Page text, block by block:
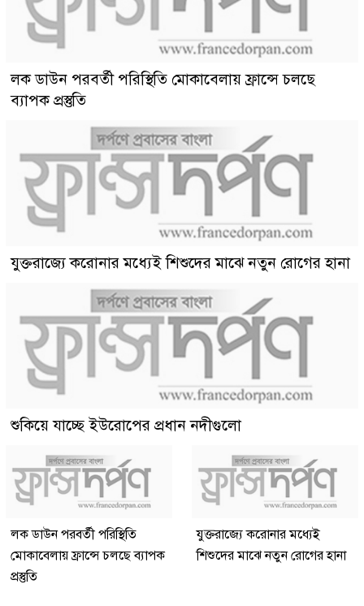
লক ডাউন পরবর্তী পরিস্থিতি মোকাবেলায় ফ্রান্সে চলছে
ব্যাপক প্রস্তুতি
যুক্তরাজ্যে করোনার মধ্যেই শিশুদের মাঝে নতুন রোগের হানা
শুকিয়ে যাচ্ছে ইউরোপের প্রধান নদীগুলো
লক ডাউন পরবর্তী পরিস্থিতি
মোকাবেলায় ফ্রান্সে চলছে ব্যাপক
প্রস্তুতি
যুক্তরাজ্যে করোনার মধ্যেই
শিশুদের মাঝে নতুন রোগের হানা